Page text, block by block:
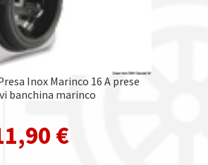
Inox Marinco 16 A prese
banchina marinco
€